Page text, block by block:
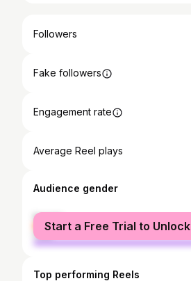
Followers
Fake followers
Engagement rate
Average Reel plays
Audience gender
female
male
Start a Free Trial to Unlock
Top performing Reels